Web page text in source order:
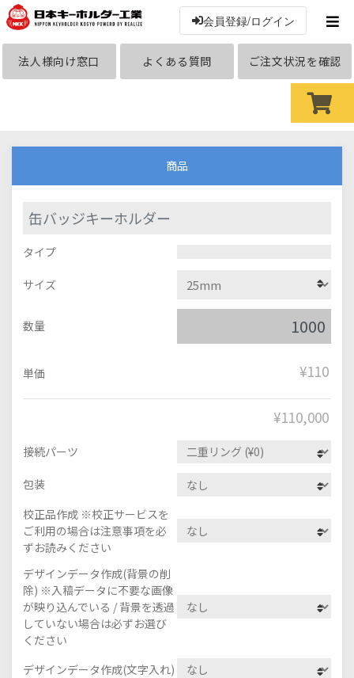
会員登録/ログイン
法人様向け窓口 よくある質問 ご注文状況を確認
商品
缶バッジキーホルダー
タイプ
サイズ
数量
単価 ¥110
¥110,000
接続パーツ
包装
校正品作成 ※校正サービスを
ご利用の場合は注意事項を必
ずお読みください
デザインデータ作成(背景の削
除) ※入稿データに不要な画像
が映り込んでいる / 背景を透過
していない場合は必ずお選び
ください
デザインデータ作成(文字入れ)